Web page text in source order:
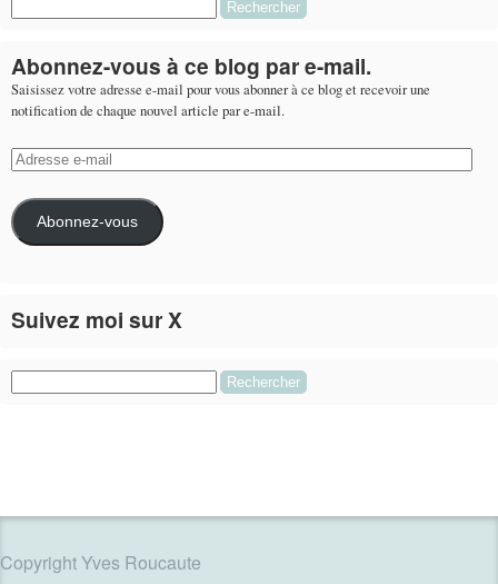
Abonnez-vous à ce blog par e-mail.
Saisissez votre adresse e-mail pour vous abonner à ce blog et recevoir une
notification de chaque nouvel article par e-mail.
Adresse
e-
mail
Abonnez-vous
Suivez moi sur X
Copyright Yves Roucaute